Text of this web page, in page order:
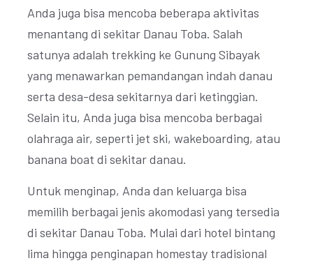
Anda juga bisa mencoba beberapa aktivitas
menantang di sekitar Danau Toba. Salah
satunya adalah trekking ke Gunung Sibayak
yang menawarkan pemandangan indah danau
serta desa-desa sekitarnya dari ketinggian.
Selain itu, Anda juga bisa mencoba berbagai
olahraga air, seperti jet ski, wakeboarding, atau
banana boat di sekitar danau.
Untuk menginap, Anda dan keluarga bisa
memilih berbagai jenis akomodasi yang tersedia
di sekitar Danau Toba. Mulai dari hotel bintang
lima hingga penginapan homestay tradisional